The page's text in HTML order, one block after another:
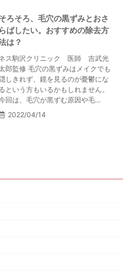
ろそろ、毛穴の黒ずみとおさ
らばしたい。おすすめの除去方
は？
ス駒沢クリニック 医師 吉武光
郎監修 毛穴の黒ずみはメイクでも
しきれず、鏡を見るのが憂鬱にな
るという方もいるかもしれません。
回は、毛穴が黒ずむ原因や毛…
2022/04/14